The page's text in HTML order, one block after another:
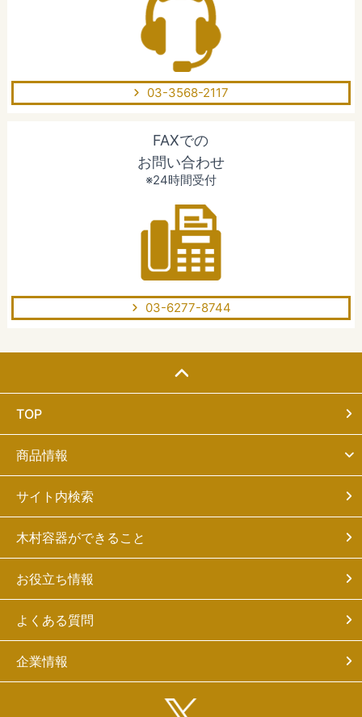
03-3568-2117
FAXでの
お問い合わせ
※24時間受付
03-6277-8744
TOP
商品情報
サイト内検索
木村容器ができること
お役立ち情報
よくある質問
企業情報